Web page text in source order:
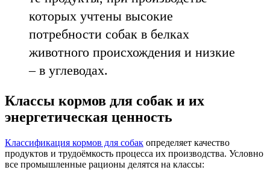
которых учтены высокие
потребности собак в белках
животного происхождения и низкие
– в углеводах.
Классы кормов для собак и их
энергетическая ценность
Классификация кормов для собак определяет качество
продуктов и трудоёмкость процесса их производства. Условно
все промышленные рационы делятся на классы: